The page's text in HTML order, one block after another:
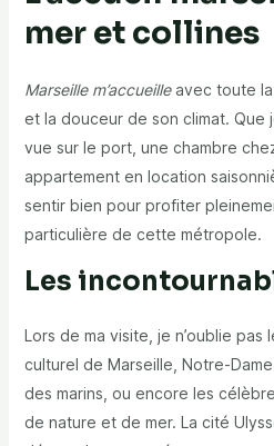
mer et collines
Marseille m’accueilleavec toute la
et la douceur de son climat. Que
vue sur le port, une chambre
appartement en location
sentir bien pour profiter
particulière de cette métropole.
Les
Lors de ma visite, je n’oublie pas
culturel de Marseille, Notre-
des marins, ou encore les
de nature et de mer. La cité